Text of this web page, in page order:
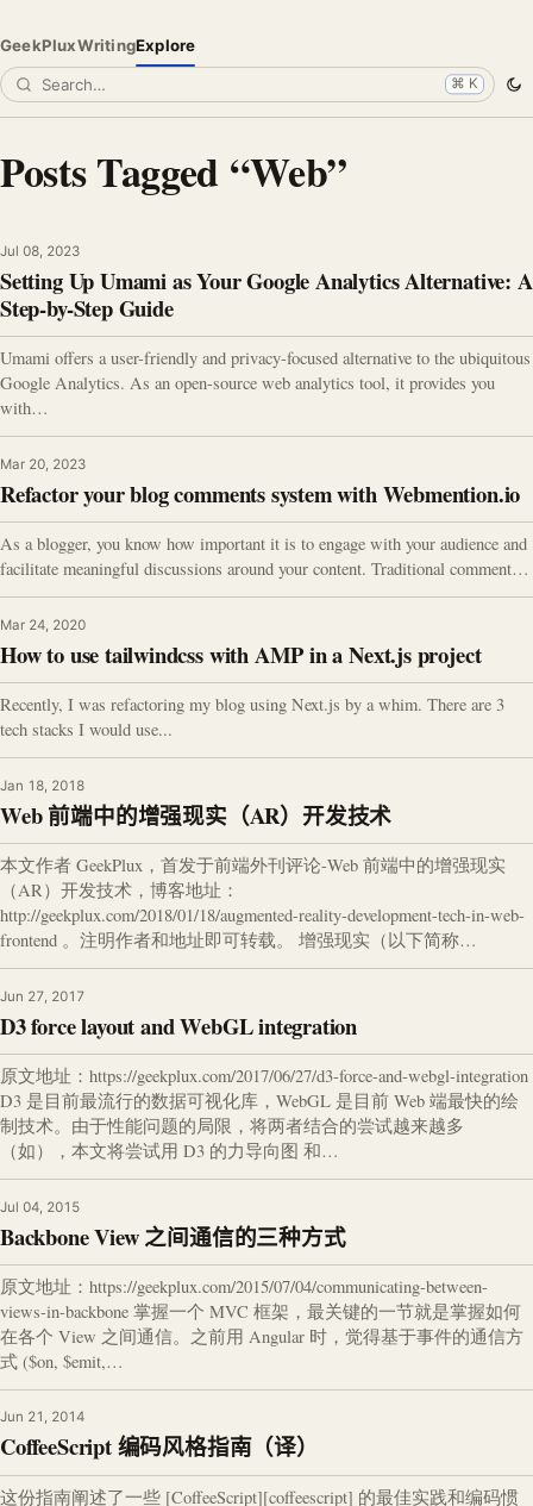
GeekPluxWritingExplore
⌘ K
Posts Tagged “Web”
Setting Up Umami as Your Google Analytics Alternative: A
Step-by-Step Guide
Jul 08, 2023
Umami offers a user-friendly and privacy-focused alternative to the ubiquitous
Google Analytics. As an open-source web analytics tool, it provides you
with…
Refactor your blog comments system with Webmention.io
Mar 20, 2023
As a blogger, you know how important it is to engage with your audience and
facilitate meaningful discussions around your content. Traditional comment…
How to use tailwindcss with AMP in a Next.js project
Mar 24, 2020
Recently, I was refactoring my blog using Next.js by a whim. There are 3
tech stacks I would use...
Web 前端中的增强现实（AR）开发技术
Jan 18, 2018
本文作者 GeekPlux，首发于前端外刊评论-Web 前端中的增强现实
（AR）开发技术，博客地址：
http://geekplux.com/2018/01/18/augmented-reality-development-tech-in-web-
frontend 。注明作者和地址即可转载。 增强现实（以下简称…
D3 force layout and WebGL integration
Jun 27, 2017
原文地址：https://geekplux.com/2017/06/27/d3-force-and-webgl-integration
D3 是目前最流行的数据可视化库，WebGL 是目前 Web 端最快的绘
制技术。由于性能问题的局限，将两者结合的尝试越来越多
（如），本文将尝试用 D3 的力导向图 和…
Backbone View 之间通信的三种方式
Jul 04, 2015
原文地址：https://geekplux.com/2015/07/04/communicating-between-
views-in-backbone 掌握一个 MVC 框架，最关键的一节就是掌握如何
在各个 View 之间通信。之前用 Angular 时，觉得基于事件的通信方
式 ($on, $emit,…
CoffeeScript 编码风格指南（译）
Jun 21, 2014
这份指南阐述了一些 [CoffeeScript][coffeescript] 的最佳实践和编码惯